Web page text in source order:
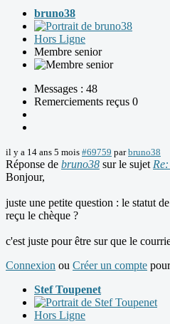
bruno38
Hors Ligne
Membre senior
Messages : 48
Remerciements reçus 0
il y a 14 ans 5 mois #69759 parbruno38
Réponse de bruno38 sur le sujet
Bonjour,
juste une petite question : le statut
reçu le chèque ?
c'est juste pour être sur que le
Connexion ou Créer un compte
Stef Toupenet
Hors Ligne